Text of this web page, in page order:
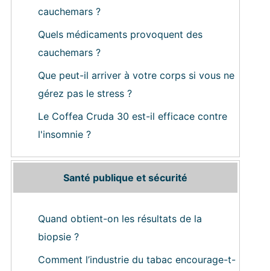
cauchemars ?
Quels médicaments provoquent des
cauchemars ?
Que peut-il arriver à votre corps si vous ne
gérez pas le stress ?
Le Coffea Cruda 30 est-il efficace contre
l'insomnie ?
Santé publique et sécurité
Quand obtient-on les résultats de la
biopsie ?
Comment l’industrie du tabac encourage-t-